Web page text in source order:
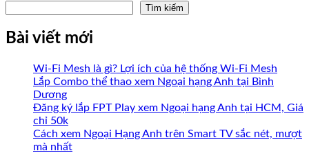
Tìm kiếm
Bài viết mới
Wi-Fi Mesh là gì? Lợi ích của hệ thống Wi-Fi Mesh
Lắp Combo thể thao xem Ngoại hạng Anh tại Bình
Dương
Đăng ký lắp FPT Play xem Ngoại hạng Anh tại HCM, Giá
chỉ 50k
Cách xem Ngoại Hạng Anh trên Smart TV sắc nét, mượt
mà nhất